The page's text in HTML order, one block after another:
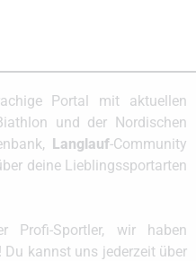
Portal mit aktuellen
und der Nordischen
Langlauf-Community
deine Lieblingssportarten
Profi-Sportler, wir haben
kannst uns jederzeit über